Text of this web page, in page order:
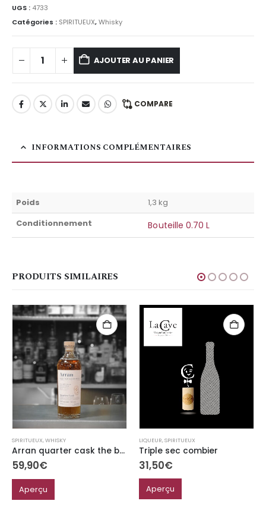
UGS : 4733
Catégories : SPIRITUEUX,Whisky
AJOUTER AU PANIER
COMPARE
INFORMATIONS COMPLÉMENTAIRES
Poids
1,3 kg
Conditionnement
Bouteille 0.70 L
PRODUITS SIMILAIRES
SPIRITUEUX,WHISKY
Arran quarter cask the bothy
59,90€
Aperçu
LIQUEUR,SPIRITUEUX
Triple sec combier
31,50€
Aperçu